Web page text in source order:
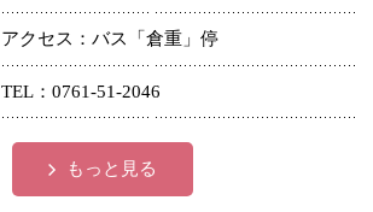
アクセス バス「倉重」停
TEL 0761-51-2046
もっと見る